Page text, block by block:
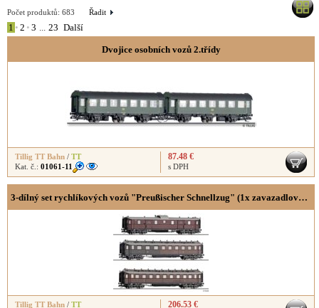
Řadit
Počet produktů: 683
1 • 2 • 3 ... 23 Další
Dvojice osobních vozů 2.třídy
Tillig TT Bahn / TT
Kat. č.: 01061-11
87.48 €
s DPH
3-dílný set rychlíkových vozů "Preußischer Schnellzug" (1x zavazadlový, 1x 2./3.třída a 1x 3.třída)
Tillig TT Bahn / TT
206.53 €